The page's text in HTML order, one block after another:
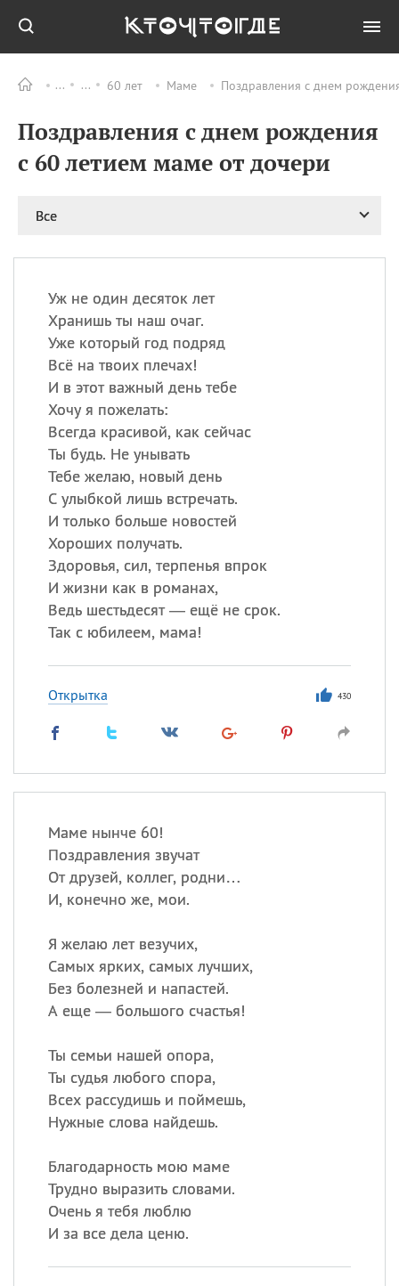
60 лет Маме Поздравления с днем
Поздравления с днем рождения
с 60 летием маме от дочери
Все
Уж не один десяток лет
Хранишь ты наш очаг.
Уже который год подряд
Всё на твоих плечах!
И в этот важный день тебе
Хочу я пожелать:
Всегда красивой, как сейчас
Ты будь. Не унывать
Тебе желаю, новый день
С улыбкой лишь встречать.
И только больше новостей
Хороших получать.
Здоровья, сил, терпенья впрок
И жизни как в романах,
Ведь шестьдесят — ещё не срок.
Так с юбилеем, мама!
Открытка 430
Маме нынче 60!
Поздравления звучат
От друзей, коллег, родни…
И, конечно же, мои.
Я желаю лет везучих,
Самых ярких, самых лучших,
Без болезней и напастей.
А еще — большого счастья!
Ты семьи нашей опора,
Ты судья любого спора,
Всех рассудишь и поймешь,
Нужные слова найдешь.
Благодарность мою маме
Трудно выразить словами.
Очень я тебя люблю
И за все дела ценю.
ПРАЗДНИКИ Все
09.08 День памяти
великомученика и
целителя Пантелеимона
Николая Чудотворца
11.08 День полета на
11.08
Сегодня празднуют именины
Герман
Анфиса
Посмотреть значение
происхождение